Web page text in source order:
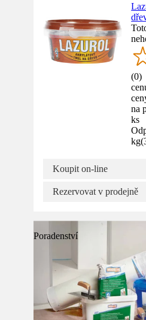
(0)
na
ks
kg(
Koupit on-line
Rezervovat v prodejně
Poradenství